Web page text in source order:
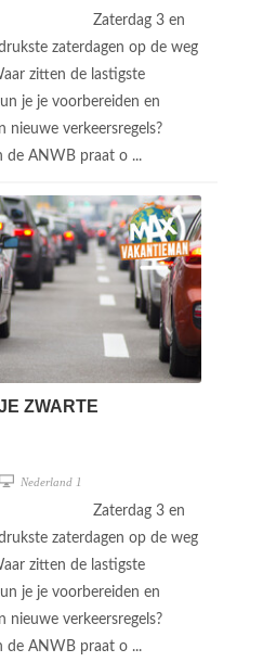
Zaterdag 3 en
zaterdagen op de weg
zitten de lastigste
je je voorbereiden en
nieuwe verkeersregels?
de ANWB praat o ...
ZWARTE
Nederland 1
Zaterdag 3 en
zaterdagen op de weg
zitten de lastigste
je je voorbereiden en
nieuwe verkeersregels?
de ANWB praat o ...